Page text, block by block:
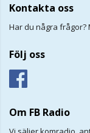
Kontakta oss
Har du några frågor?
Följ oss
Om FB Radio